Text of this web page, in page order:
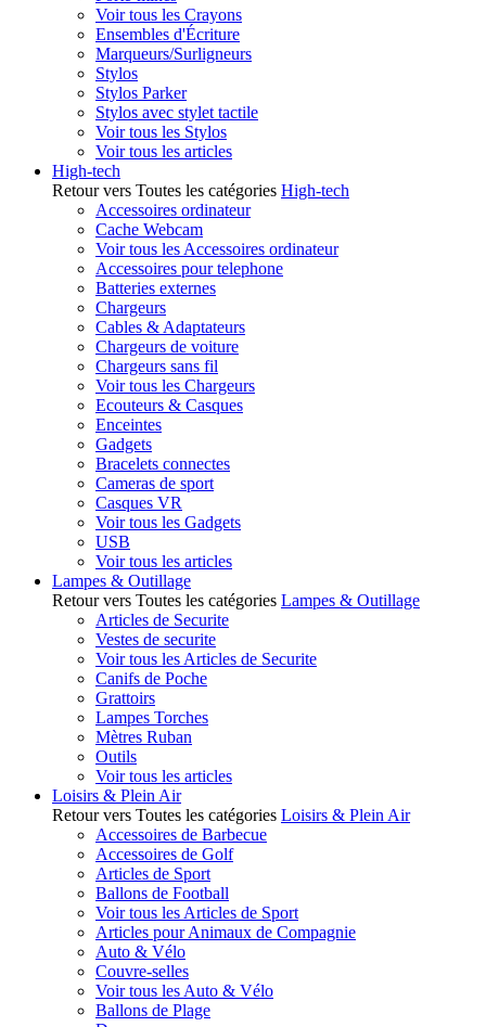
Voir tous les Crayons
Ensembles d'Écriture
Marqueurs/Surligneurs
Stylos
Stylos Parker
Stylos avec stylet tactile
Voir tous les Stylos
Voir tous les articles
High-tech
Retour vers Toutes les catégories High-tech
Accessoires ordinateur
Cache Webcam
Voir tous les Accessoires ordinateur
Accessoires pour telephone
Batteries externes
Chargeurs
Cables & Adaptateurs
Chargeurs de voiture
Chargeurs sans fil
Voir tous les Chargeurs
Ecouteurs & Casques
Enceintes
Gadgets
Bracelets connectes
Cameras de sport
Casques VR
Voir tous les Gadgets
USB
Voir tous les articles
Lampes & Outillage
Retour vers Toutes les catégories Lampes & Outillage
Articles de Securite
Vestes de securite
Voir tous les Articles de Securite
Canifs de Poche
Grattoirs
Lampes Torches
Mètres Ruban
Outils
Voir tous les articles
Loisirs & Plein Air
Retour vers Toutes les catégories Loisirs & Plein Air
Accessoires de Barbecue
Accessoires de Golf
Articles de Sport
Ballons de Football
Voir tous les Articles de Sport
Articles pour Animaux de Compagnie
Auto & Vélo
Couvre-selles
Voir tous les Auto & Vélo
Ballons de Plage